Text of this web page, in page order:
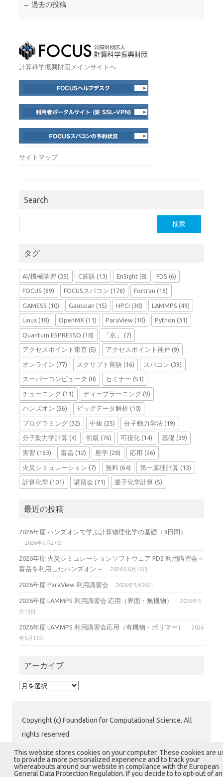
投稿ナビゲーション
← 過去の投稿
計算科学振興財団メインサイトへ
サイトマップ
Search
索:
タグ
AI/機械学習 (35) C言語(13) EnSight (8) FDS (6)
FOCUS (69) FOCUSスパコン (176) Fortran (16)
GAMESS (10) Gaussian (15) HPCI (30) LAMMPS (49)
Linux (18) OpenMX(11) ParaView (10) Python (31)
Quantum ESPRESSO (18) 「京」 (7)
アクセスポイント東京 (5) アクセスポイント神戸 (9)
オンライン (77) スクリプト言語(16) スパコン (39)
スーパーコンピュータ (8) セミナー (51)
チューニング (11) ディープラーニング(9)
ハンズオン (56) ビッグデータ解析(10)
プログラミング (32) 中級 (25) 分子動力学法 (19)
分子動力学計算 (4) 初級 (76) 可視化 (14) 基礎 (39)
実習 (163) 富岳(12) 座学 (28) 応用 (26)
火災シミュレーション (7) 無料(64) 第一原理計算 (13)
計算化学 (101) 講習会 (71) 量子化学計算 (5)
最近の投稿
2026年度 ハンズオンで学ぶ計算物理化学の基礎（3日間）
2026年7月27日
2026年度 火災シミュレーションソフトウェア FDS 利用講習会～
富岳を利用したハンズオン～
2026年6月16日
2026年度 ParaView 利用講習会 2026年5月26日
2026年度 LAMMPS 利用講習会 応用（界面・無機物）
2026年5
月13日
2026年度 LAMMPS 利用講習会応用（有機物・ポリマー）
2026
年5月13日
アーカイブ
ア
ブ
Copyright (c) Foundation for Computational Science. All
rights reserved.
公益財団法人 計算科学振興財団 (FOCUS) 運用グループ
〒650-0047 兵庫県神戸市中央区港島南町7-1-28 計算科
This website stores cookies on your computer. These cookies are
to provide a more personalized experience and to track your
whereabouts around our website in compliance with the European
General Data Protection Regulation. If you decide to to opt-out of